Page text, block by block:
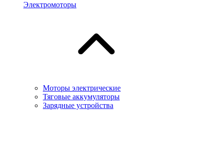
Электромоторы
Моторы электрические
Тяговые аккумуляторы
Зарядные устройства